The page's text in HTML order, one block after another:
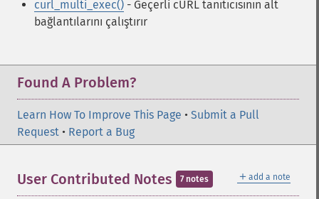
curl_multi_exec() - Geçerli cURL tanıtıcısının alt
bağlantılarını çalıştırır
Found A Problem?
Learn How To Improve This Page • Submit a Pull
Request • Report a Bug
＋ add a note
User Contributed Notes 7 notes